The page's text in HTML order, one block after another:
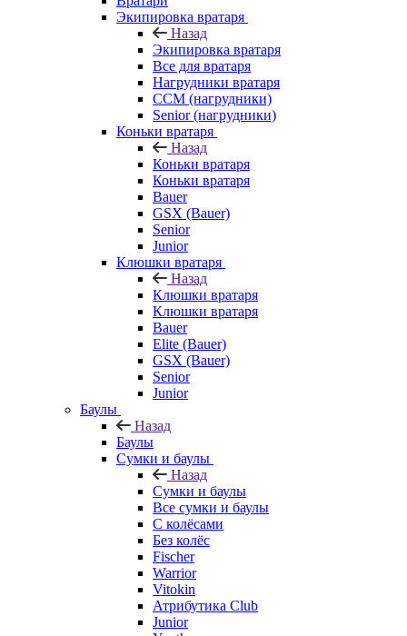
Экипировка вратаря
Назад
Экипировка вратаря
Все для вратаря
Нагрудники вратаря
CCM (нагрудники)
Senior (нагрудники)
Коньки вратаря
Назад
Коньки вратаря
Коньки вратаря
Bauer
GSX (Bauer)
Senior
Junior
Клюшки вратаря
Назад
Клюшки вратаря
Клюшки вратаря
Bauer
Elite (Bauer)
GSX (Bauer)
Senior
Junior
Баулы
Назад
Баулы
Сумки и баулы
Назад
Сумки и баулы
Все сумки и баулы
С колёсами
Без колёс
Fischer
Warrior
Vitokin
Атрибутика Club
Junior